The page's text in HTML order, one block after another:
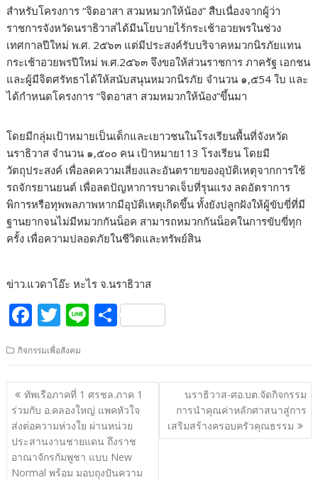
สำหรับโครงการ “จิตอาสา สวมหมวกให้น้อง” สืบเนื่องจากผู้ว่า
ราชการจังหวัดนราธิวาสได้มีนโยบายไร้กระเช้าอวยพรในช่วง
เทศกาลปีใหม่ พ.ศ. 2๕๖๓ แต่มีประสงค์รับบริจาคหมวกนิรภัยแทน
กระเช้าอวยพรปีใหม่ พ.ศ.2๕๖๓ จึงขอให้ส่วนราชการ ภาครัฐ เอกชน
และผู้มีจิตศรัทธาได้ให้สนับสนุนหมวกนิรภัย จำนวน ๑,๕54 ใบ และ
ได้กำหนดโครงการ “จิตอาสา สวมหมวกให้น้อง”ขึ้นมา
โดยมีกลุ่มเป้าหมายเป็นเด็กและเยาวชนในโรงเรียนพื้นที่จังหวัด
นราธิวาส จำนวน ๑,๕๐๐ คน เป้าหมาย113 โรงเรียน โดยมี
วัตถุประสงค์ เพื่อลดความเสี่ยงและอันตรายของอุบัติเหตุจากการใช้
รถจักรยานยนต์ เพื่อลดปัญหาการบาดเจ็บที่รุนแรง ลดอัตราการ
พิการหรือทุพพลภาพหากมีอุบัติเหตุเกิดขึ้น ทั้งยังปลูกฝังให้ผู้ขับขี่ที่มี
ฐานยากจนไม่มีหมวกกันน็อค สามารถหมวกกันน็อคในการขับขี่ทุก
ครั้ง เพื่อความปลอดภัยในชีวิตและทรัพย์สิน
ข่าว.แวดาโอ๊ะ หะไร จ.นราธิวาส
F
ac
e
b
o
o
k
T
itt
er
Li
e
S
ar
e
กิจกรรมเพื่อสังคม
แนะแนว
เรื่อง
ทัพเรือภาคที่ 1 ศรชล.ภาค 1
ร่วมกับ อ.คลองใหญ่ แพคหัวใจ
ส่งต่อความห่วงใย ผ่านหน่วย
ประสานงานชายแดน ถึงราช
อาณาจักรกัมพูชา แบบ New
Normal พร้อม มอบถุงปันความ
นราธิวาส-ศอ.บต.จัดกิจกรรม
การนำคุณค่าหลักศาสนาสู่การ
เสริมสร้างครอบครัวคุณธรรม